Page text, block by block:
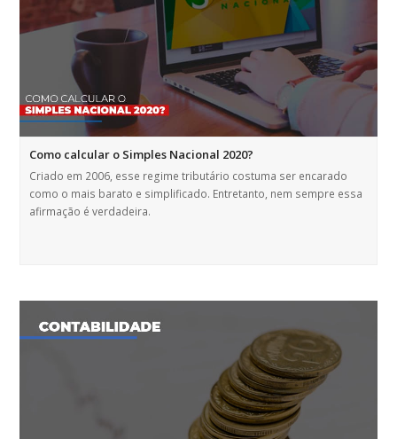
Como calcular o Simples Nacional 2020?
Criado em 2006, esse regime tributário costuma ser encarado
como o mais barato e simplificado. Entretanto, nem sempre essa
afirmação é verdadeira.